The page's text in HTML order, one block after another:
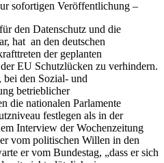
sofortigen Veröffentlichung –
den Datenschutz und die
hat an den deutschen
der geplanten
EU Schutzlücken zu verhindern.
bei den Sozial- und
betrieblicher
die nationalen Parlamente
festlegen als in der
Interview der Wochenzeitung
vom politischen Willen in den
er vom Bundestag, „dass er sich